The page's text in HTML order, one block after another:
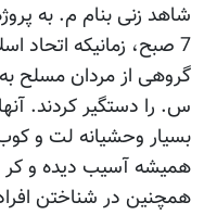
شاهد زنی بنام م. به
7 صبح، زمانیکه اتحاد
گروهی از مردان مسلح
بسیار وحشیانه لت و
همیشه آسیب دیده و
همچنین در شناختن